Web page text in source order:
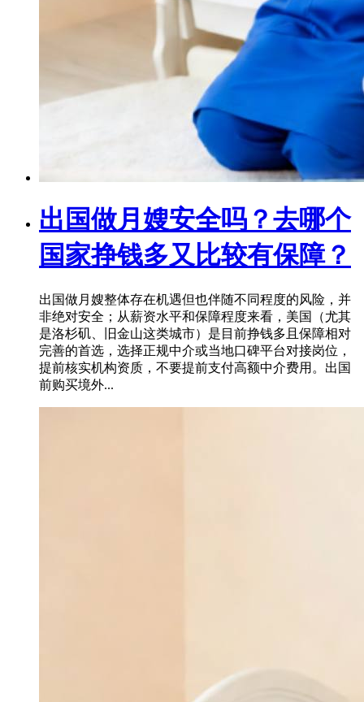
出国做月嫂安全吗？去哪个
国家挣钱多又比较有保障？
出国做月嫂整体存在机遇但也伴随不同程度的风险，并
非绝对安全；从薪资水平和保障程度来看，美国（尤其
是洛杉矶、旧金山这类城市）是目前挣钱多且保障相对
完善的首选，选择正规中介或当地口碑平台对接岗位，
提前核实机构资质，不要提前支付高额中介费用。出国
前购买境外...